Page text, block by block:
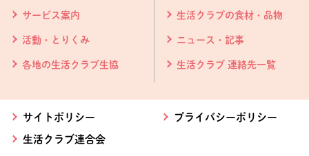
サービス案内 生活クラブの食材・品物
活動・とりくみ ニュース・記事
各地の生活クラブ生協 生活クラブ 連絡先一覧
サイトポリシー プライバシーポリシー
生活クラブ連合会